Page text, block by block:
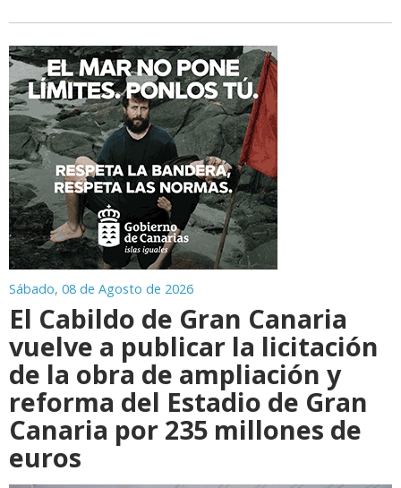
Sábado, 08 de Agosto de 2026
El Cabildo de Gran Canaria
vuelve a publicar la licitación
de la obra de ampliación y
reforma del Estadio de Gran
Canaria por 235 millones de
euros